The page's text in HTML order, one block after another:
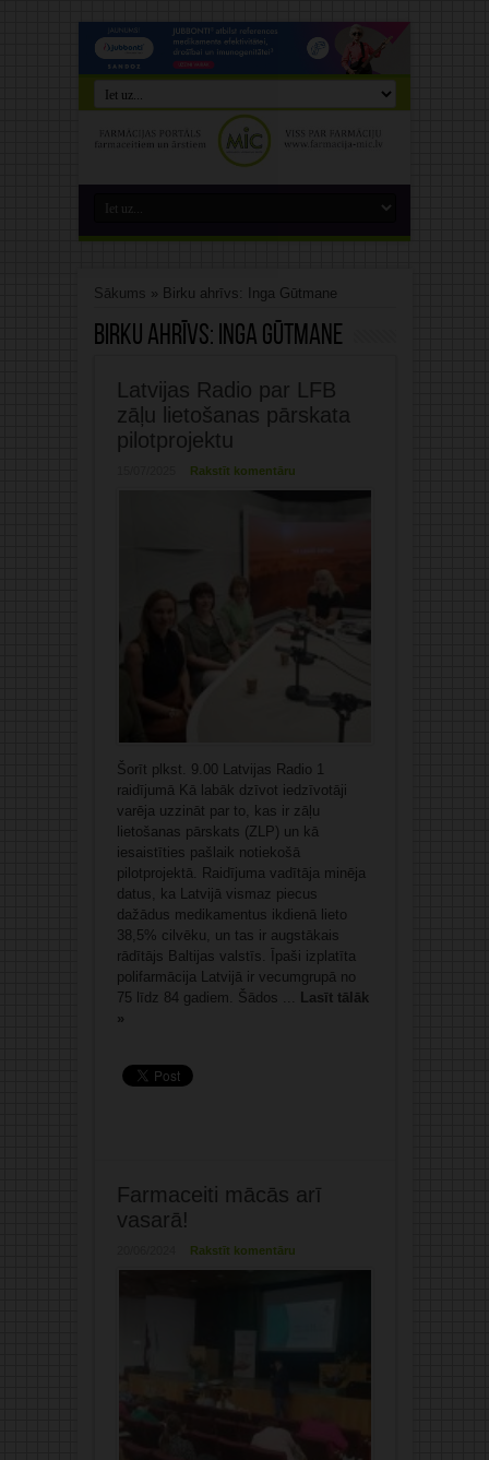
Sākums » Birku ahrīvs: Inga Gūtmane
Birku ahrīvs: Inga Gūtmane
Latvijas Radio par LFB
zāļu lietošanas pārskata
pilotprojektu
Rakstīt komentāru
Šorīt plkst. 9.00 Latvijas Radio 1
raidījumā Kā labāk dzīvot iedzīvotāji
varēja uzzināt par to, kas ir zāļu
lietošanas pārskats (ZLP) un kā
iesaistīties pašlaik notiekošā
pilotprojektā. Raidījuma vadītāja minēja
datus, ka Latvijā vismaz piecus
dažādus medikamentus ikdienā lieto
38,5% cilvēku, un tas ir augstākais
rādītājs Baltijas valstīs. Īpaši izplatīta
polifarmācija Latvijā ir vecumgrupā no
75 līdz 84 gadiem. Šādos ... Lasīt tālāk
»
Farmaceiti mācās arī
vasarā!
Rakstīt komentāru